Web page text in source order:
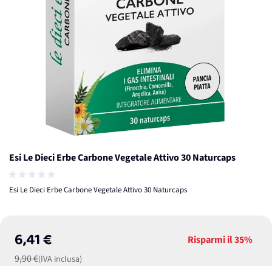
Esi Le Dieci Erbe Carbone Vegetale Attivo 30 Naturcaps
Esi Le Dieci Erbe Carbone Vegetale Attivo 30 Naturcaps
6,41 €
9,90 €(IVA inclusa)
Risparmi il35%